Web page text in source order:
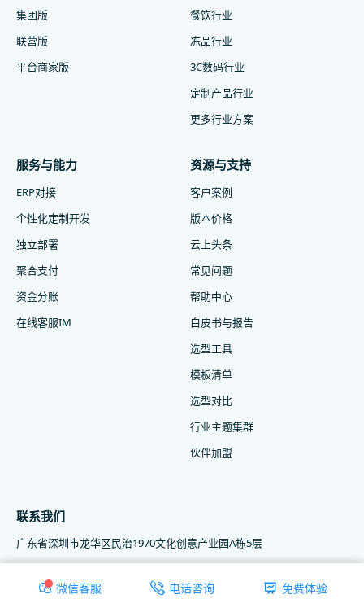
微信客服 电话咨询 免费体验
集团版
联营版
平台商家版
餐饮行业
冻品行业
3C数码行业
定制产品行业
更多行业方案
服务与能力
ERP对接
个性化定制开发
独立部署
聚合支付
资金分账
在线客服IM
资源与支持
客户案例
版本价格
云上头条
常见问题
帮助中心
白皮书与报告
选型工具
模板清单
选型对比
行业主题集群
伙伴加盟
联系我们
广东省深圳市龙华区民治1970文化创意产业园A栋5层
电话
0755-2665 9381
service@ysdinghuo.com